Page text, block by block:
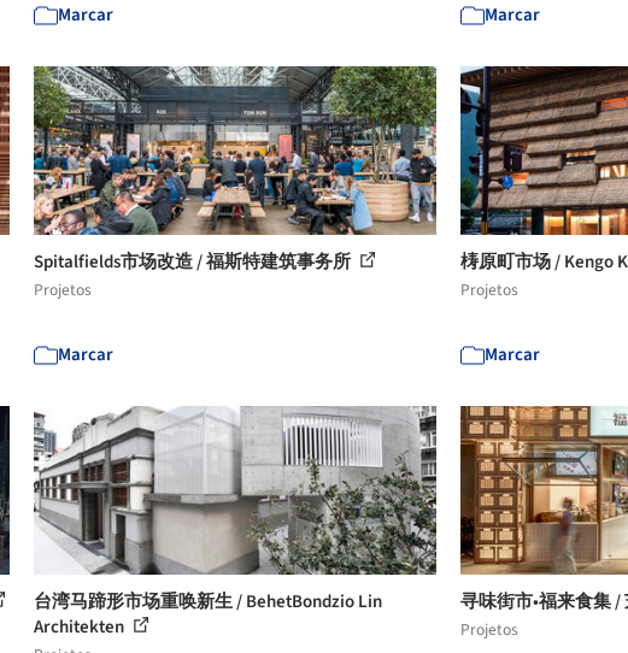
Marcar Marcar
Spitalfields市场改造 / 福斯特建筑事务所
Projetos
Marcar
梼原町市场 / Kengo
Projetos
Marcar
台湾马蹄形市场重唤新生 / BehetBondzio Lin
Architekten
寻味街市•福来食集 /
Projetos